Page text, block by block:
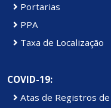
Portarias
PPA
Taxa de Localização
COVID-19:
Atas de Registros